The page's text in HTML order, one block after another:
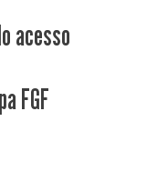
acesso
FGF